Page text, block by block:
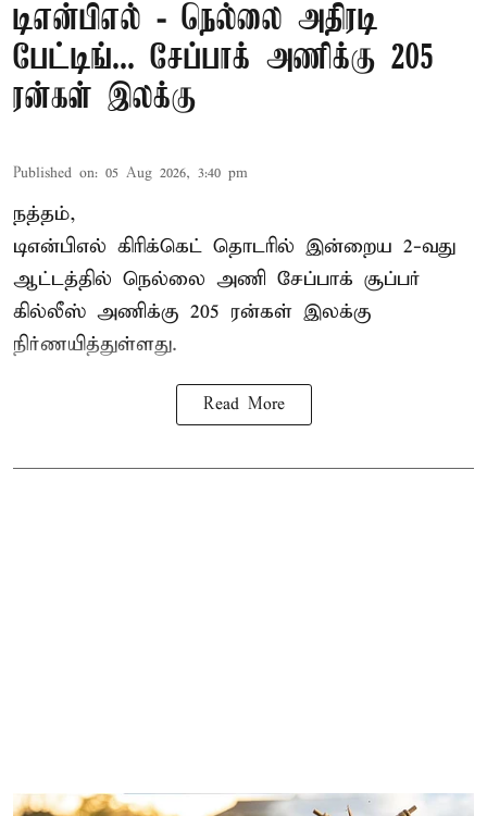
டிஎன்பிஎல் - நெல்லை அதிரடி
பேட்டிங்... சேப்பாக் அணிக்கு 205
ரன்கள் இலக்கு
Published on: 05 Aug 2026, 3:40 pm
நத்தம்,
டிஎன்பிஎல் கிரிக்கெட் தொடரில் இன்றைய 2-வது
ஆட்டத்தில் நெல்லை அணி சேப்பாக் சூப்பர்
கில்லீஸ் அணிக்கு 205 ரன்கள் இலக்கு
நிர்ணயித்துள்ளது.
Read More